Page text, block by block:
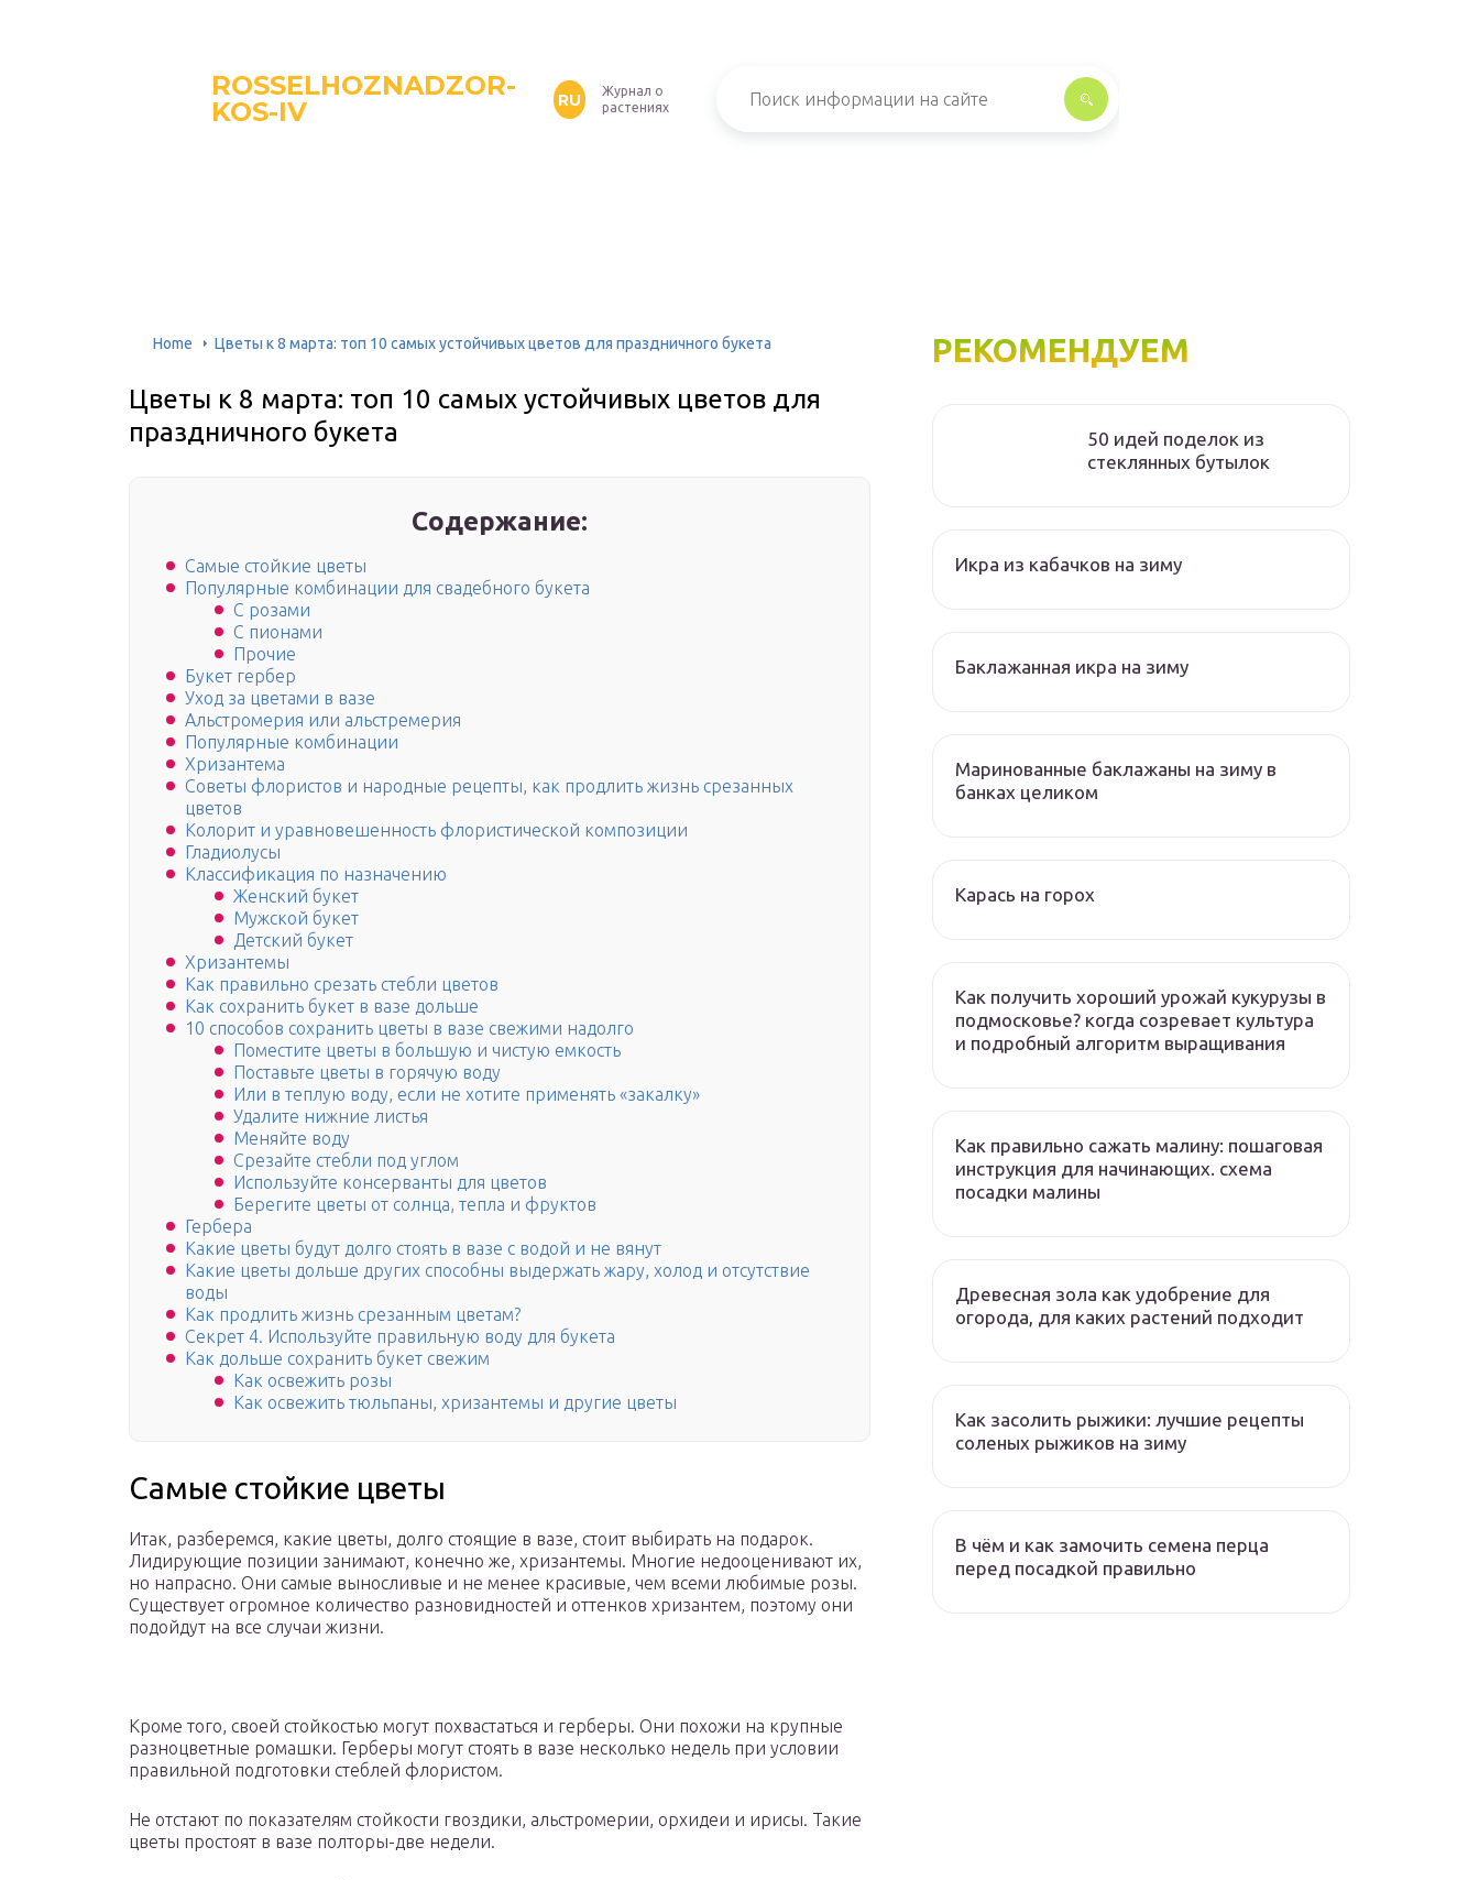
ROSSELHOZNADZOR-
KOS-IV
RU
Журнал о
растениях
Home Цветы к 8 марта: топ 10 самых устойчивых цветов для праздничного букета
Цветы к 8 марта: топ 10 самых устойчивых цветов для
праздничного букета
Содержание:
Самые стойкие цветы
Популярные комбинации для свадебного букета
С розами
С пионами
Прочие
Букет гербер
Уход за цветами в вазе
Альстромерия или альстремерия
Популярные комбинации
Хризантема
Советы флористов и народные рецепты, как продлить жизнь срезанных
цветов
Колорит и уравновешенность флористической композиции
Гладиолусы
Классификация по назначению
Женский букет
Мужской букет
Детский букет
Хризантемы
Как правильно срезать стебли цветов
Как сохранить букет в вазе дольше
10 способов сохранить цветы в вазе свежими надолго
Поместите цветы в большую и чистую емкость
Поставьте цветы в горячую воду
Или в теплую воду, если не хотите применять «закалку»
Удалите нижние листья
Меняйте воду
Срезайте стебли под углом
Используйте консерванты для цветов
Берегите цветы от солнца, тепла и фруктов
Гербера
Какие цветы будут долго стоять в вазе с водой и не вянут
Какие цветы дольше других способны выдержать жару, холод и отсутствие
воды
Как продлить жизнь срезанным цветам?
Секрет 4. Используйте правильную воду для букета
Как дольше сохранить букет свежим
Как освежить розы
Как освежить тюльпаны, хризантемы и другие цветы
Самые стойкие цветы
Итак, разберемся, какие цветы, долго стоящие в вазе, стоит выбирать на подарок.
Лидирующие позиции занимают, конечно же, хризантемы. Многие недооценивают их,
но напрасно. Они самые выносливые и не менее красивые, чем всеми любимые розы.
Существует огромное количество разновидностей и оттенков хризантем, поэтому они
подойдут на все случаи жизни.
Кроме того, своей стойкостью могут похвастаться и герберы. Они похожи на крупные
разноцветные ромашки. Герберы могут стоять в вазе несколько недель при условии
правильной подготовки стеблей флористом.
Не отстают по показателям стойкости гвоздики, альстромерии, орхидеи и ирисы. Такие
цветы простоят в вазе полторы-две недели.
РЕКОМЕНДУЕМ
50 идей поделок из
стеклянных бутылок
Икра из кабачков на зиму
Баклажанная икра на зиму
Маринованные баклажаны на зиму в
банках целиком
Карась на горох
Как получить хороший урожай кукурузы в
подмосковье? когда созревает культура
и подробный алгоритм выращивания
Как правильно сажать малину: пошаговая
инструкция для начинающих. схема
посадки малины
Древесная зола как удобрение для
огорода, для каких растений подходит
Как засолить рыжики: лучшие рецепты
соленых рыжиков на зиму
В чём и как замочить семена перца
перед посадкой правильно